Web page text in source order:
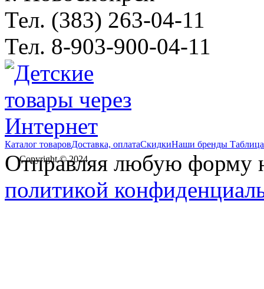
Тел. (383) 263-04-11
Тел. 8-903-900-04-11
Каталог товаровДоставка, оплатаСкидкиНаши бренды
Copyright © 2024
Отправляя любую форму
политикой